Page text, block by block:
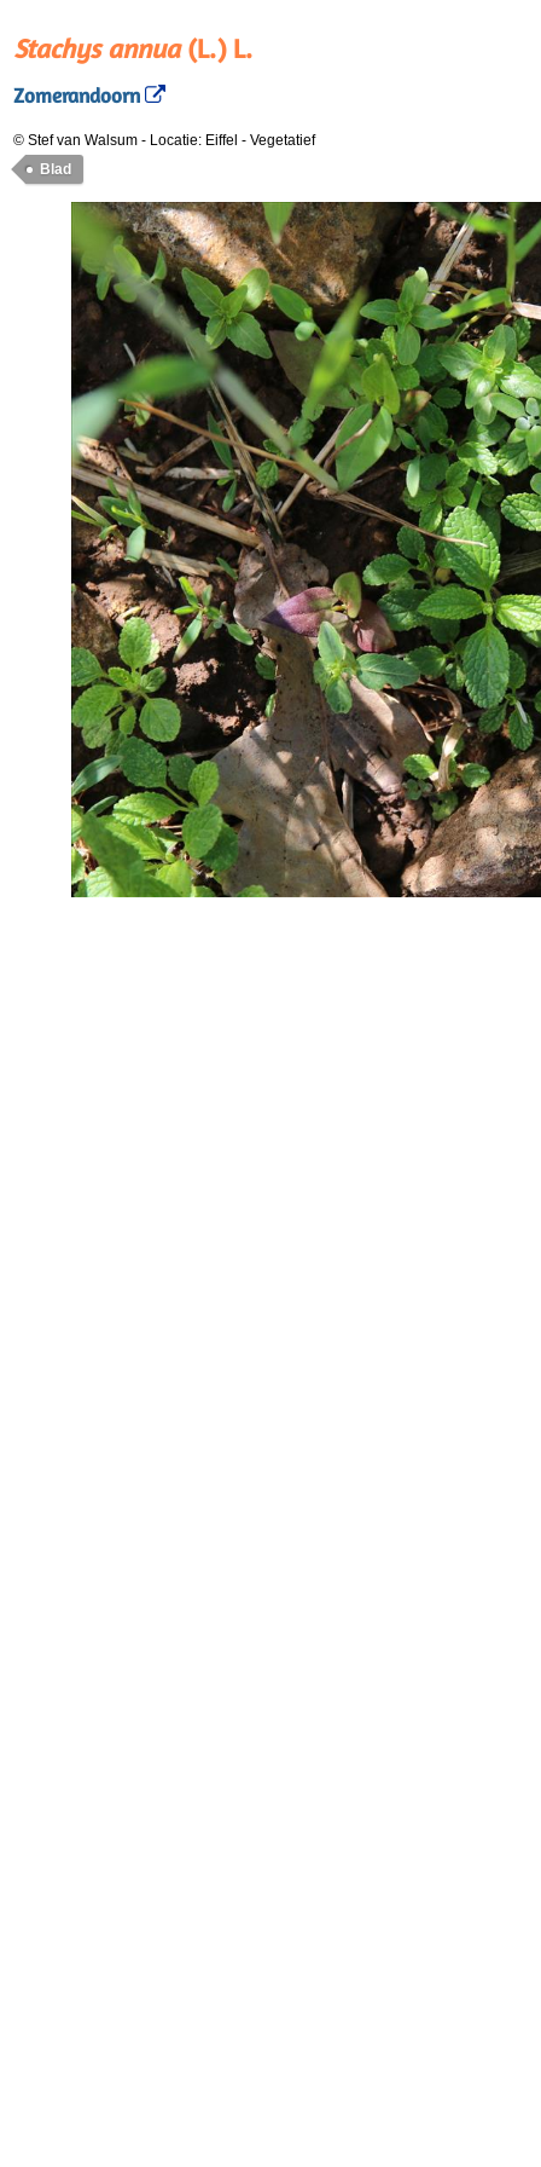
Stachys annua(L.) L.
Zomerandoorn
© Stef van Walsum - Locatie: Eiffel - Vegetatief
Blad